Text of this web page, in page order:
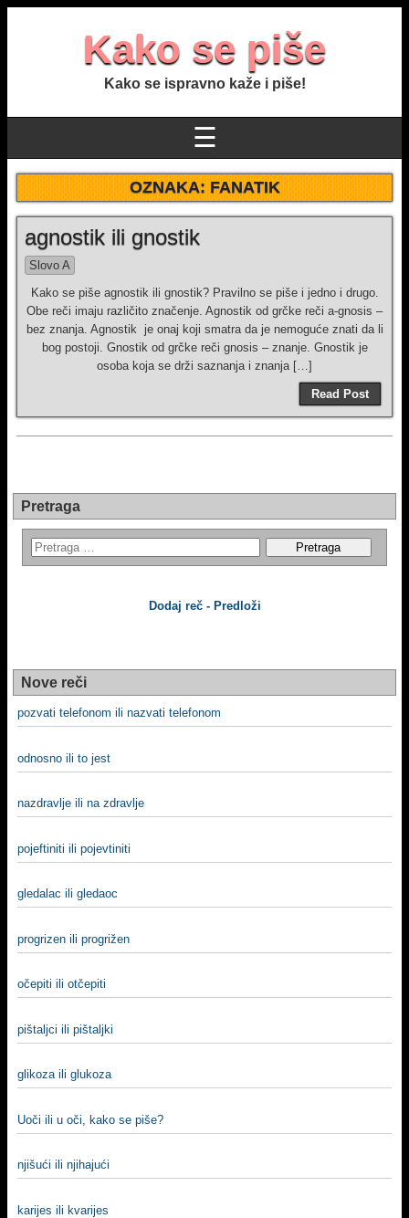
Kako se piše
Kako se ispravno kaže i piše!
☰
OZNAKA:FANATIK
agnostik ili gnostik
Slovo A
Kako se piše agnostik ili gnostik? Pravilno se piše i jedno i drugo.
Obe reči imaju različito značenje. Agnostik od grčke reči a-gnosis –
bez znanja. Agnostik je onaj koji smatra da je nemoguće znati da li
bog postoji. Gnostik od grčke reči gnosis – znanje. Gnostik je
osoba koja se drži saznanja i znanja […]
Read Post
Pretraga
Dodaj reč - Predloži
Nove reči
pozvati telefonom ili nazvati telefonom
odnosno ili to jest
nazdravlje ili na zdravlje
pojeftiniti ili pojevtiniti
gledalac ili gledaoc
progrizen ili progrižen
očepiti ili otčepiti
pištaljci ili pištaljki
glikoza ili glukoza
Uoči ili u oči, kako se piše?
njišući ili njihajući
karijes ili kvarijes